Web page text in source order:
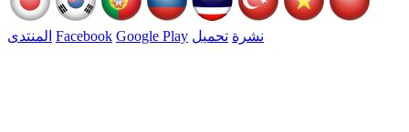
المنتدى Facebook Google Play نشرة تحميل